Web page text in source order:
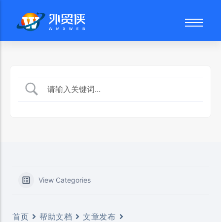
外贸网站建设
SEO文案写作
数字营销顾问
品牌故事
建站流程
常见问题
网站后台
产品管理
文章发布
View Categories
首页 帮助文档
文章发布